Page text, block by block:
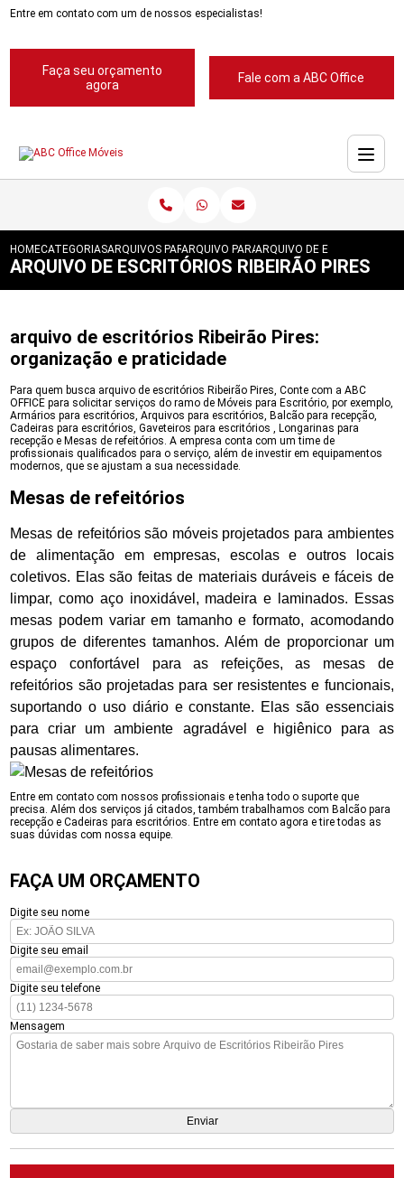
Entre em contato com um de nossos especialistas!
Faça seu orçamento
agora
Fale com a ABC Office
HOMECATEGORIASARQUIVOS PARA ESCRITORIOS
ARQUIVO PARA ESCRITORIOS PASTA
ARQUIVO DE ESCRITORIOS
ARQUIVO DE ESCRITÓRIOS RIBEIRÃO PIRES
arquivo de escritórios Ribeirão Pires:
organização e praticidade
Para quem busca arquivo de escritórios Ribeirão Pires, Conte com a ABC
OFFICE para solicitar serviços do ramo de Móveis para Escritório, por exemplo,
Armários para escritórios, Arquivos para escritórios, Balcão para recepção,
Cadeiras para escritórios, Gaveteiros para escritórios , Longarinas para
recepção e Mesas de refeitórios. A empresa conta com um time de
profissionais qualificados para o serviço, além de investir em equipamentos
modernos, que se ajustam a sua necessidade.
Mesas de refeitórios
Mesas de refeitórios são móveis projetados para ambientes
de alimentação em empresas, escolas e outros locais
coletivos. Elas são feitas de materiais duráveis e fáceis de
limpar, como aço inoxidável, madeira e laminados. Essas
mesas podem variar em tamanho e formato, acomodando
grupos de diferentes tamanhos. Além de proporcionar um
espaço confortável para as refeições, as mesas de
refeitórios são projetadas para ser resistentes e funcionais,
suportando o uso diário e constante. Elas são essenciais
para criar um ambiente agradável e higiênico para as
pausas alimentares.
Entre em contato com nossos profissionais e tenha todo o suporte que
precisa. Além dos serviços já citados, também trabalhamos com Balcão para
recepção e Cadeiras para escritórios. Entre em contato agora e tire todas as
suas dúvidas com nossa equipe.
FAÇA UM ORÇAMENTO
Digite seu nome
Digite seu email
Digite seu telefone
Mensagem